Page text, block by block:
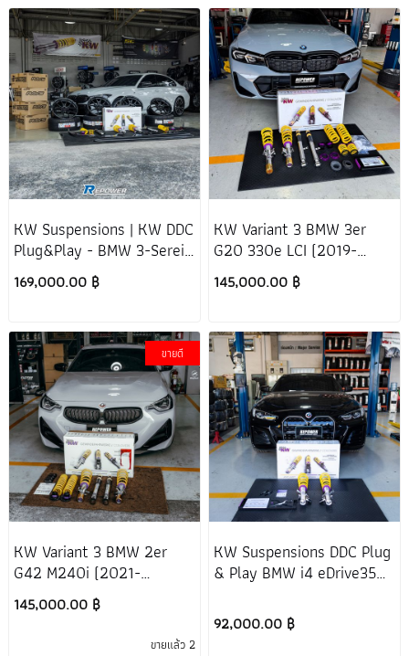
KW Suspensions | KW DDC
Plug&Play - BMW 3-Sereis
M340i LCI G20 (2019-
2026)
169,000.00 ฿
KW Variant 3 BMW 3er
G20 330e LCI (2019-
2026) [โช๊คเดิมเป็นไฟฟ้า]
145,000.00 ฿
ขายดี
KW Variant 3 BMW 2er
G42 M240i (2021-
Present) [โช๊คเดิมเป็นไฟฟ้า]
145,000.00 ฿
ขายแล้ว 2
KW Suspensions DDC Plug
& Play BMW i4 eDrive35
92,000.00 ฿